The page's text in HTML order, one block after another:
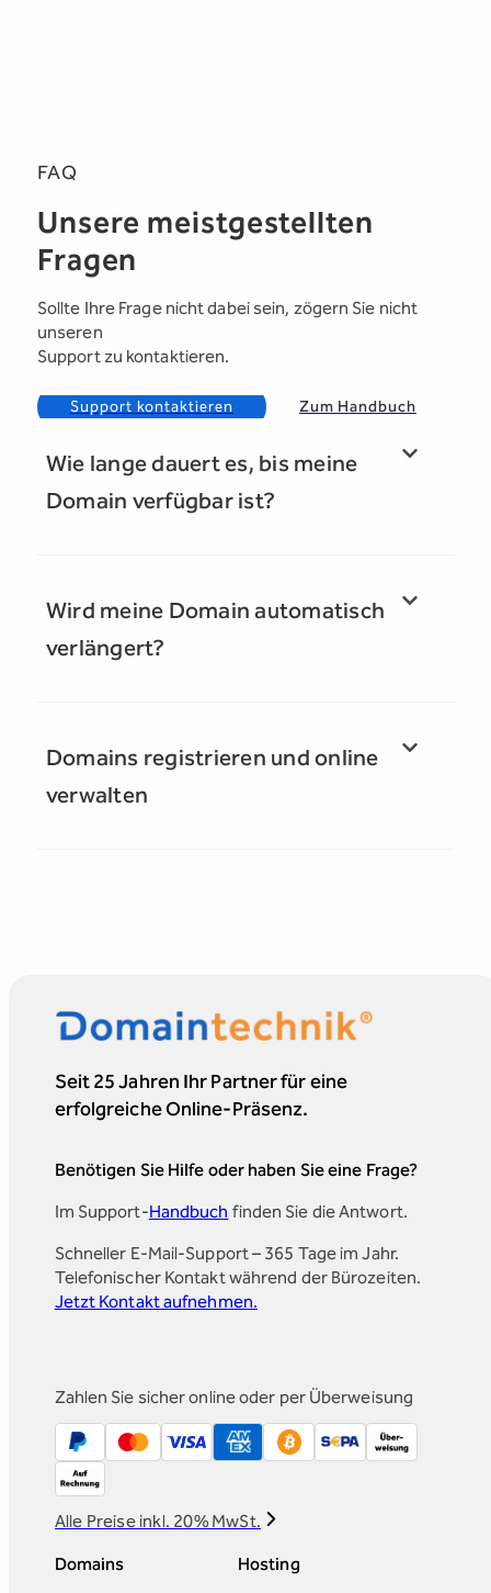
FAQ
Unsere meistgestellten
Fragen
Sollte Ihre Frage nicht dabei sein, zögern Sie nicht
unseren
Support zu kontaktieren.
Support kontaktieren Zum Handbuch
Wie lange dauert es, bis meine
Domain verfügbar ist?
Wird meine Domain automatisch
verlängert?
Domains registrieren und online
verwalten
Seit 25 Jahren Ihr Partner für eine
erfolgreiche Online-Präsenz.
Benötigen Sie Hilfe oder haben Sie eine Frage?
Im Support-Handbuch finden Sie die Antwort.
Schneller E-Mail-Support – 365 Tage im Jahr.
Telefonischer Kontakt während der Bürozeiten.
Jetzt Kontakt aufnehmen.
Zahlen Sie sicher online oder per Überweisung
Alle Preise inkl. 20% MwSt.
Domains Hosting